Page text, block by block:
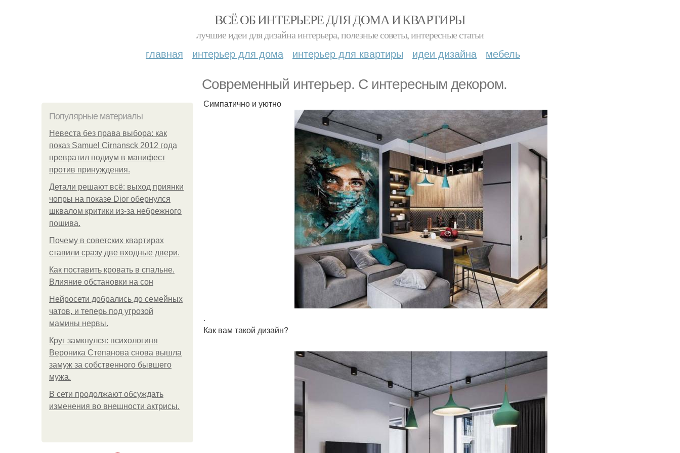
ВСЁ ОБ ИНТЕРЬЕРЕ ДЛЯ ДОМА И КВАРТИРЫ
лучшие идеи для дизайна интерьера, полезные советы, интересные статьи
главная интерьер для дома интерьер для квартиры идеи дизайна мебель
Современный интерьер. С интересным декором.
Популярные материалы
Невеста без права выбора: как
показ Samuel Cirnansck 2012 года
превратил подиум в манифест
против принуждения.
Детали решают всё: выход приянки
чопры на показе Dior обернулся
шквалом критики из-за небрежного
пошива.
Почему в советских квартирах
ставили сразу две входные двери.
Как поставить кровать в спальне.
Влияние обстановки на сон
Нейросети добрались до семейных
чатов, и теперь под угрозой
мамины нервы.
Круг замкнулся: психологиня
Вероника Степанова снова вышла
замуж за собственного бывшего
мужа.
В сети продолжают обсуждать
изменения во внешности актрисы.
Симпатично и уютно
.
Как вам такой дизайн?